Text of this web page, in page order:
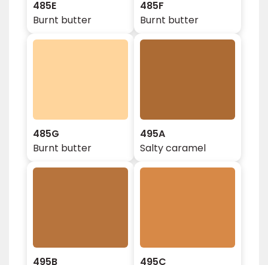
485E
Burnt butter
485F
Burnt butter
485G
Burnt butter
495A
Salty caramel
495B 495C